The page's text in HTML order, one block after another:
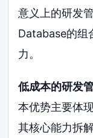
意义上的研发
Database的组
力。
低成本的研发
本优势主要体
其核心能力拆